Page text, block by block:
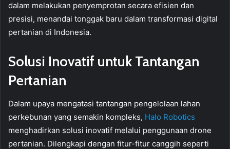
dalam melakukan penyemprotan secara efisien dan
presisi, menandai tonggak baru dalam transformasi digital
pertanian di Indonesia.
Solusi Inovatif untuk Tantangan
Pertanian
Dalam upaya mengatasi tantangan pengelolaan lahan
perkebunan yang semakin kompleks, Halo Robotics
menghadirkan solusi inovatif melalui penggunaan drone
pertanian. Dilengkapi dengan fitur-fitur canggih seperti